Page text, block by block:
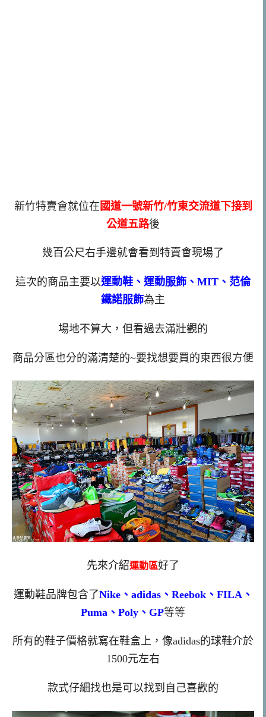
新竹特賣會就位在 國道一號新竹/竹東交流道下接到
公道五路後
幾百公尺右手邊就會看到特賣會現場了
這次的商品主要以運動鞋、運動服飾、MIT、范倫
鐵諾服飾為主
場地不算大，但看過去滿壯觀的
商品分區也分的滿清楚的~要找想要買的東西很方便
先來介紹運動區好了
運動鞋品牌包含了Nike、adidas、Reebok、FILA、
Puma、Poly、GP等等
所有的鞋子價格就寫在鞋盒上，像adidas的球鞋介於
1500元左右
款式仔細找也是可以找到自己喜歡的